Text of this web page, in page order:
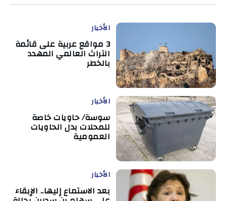
الأخبار
3 مواقع عربية على قائمة
التراث العالمي المهدد
بالخطر
الأخبار
سوسة/ حاويات خاصة
للمحلات بدل الحاويات
العمومية
الأخبار
بعد الاستماع إليها.. الإبقاء